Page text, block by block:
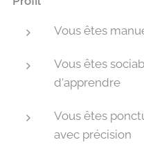
Vous êtes
Vous êtes
d'apprendre
Vous êtes
avec précision